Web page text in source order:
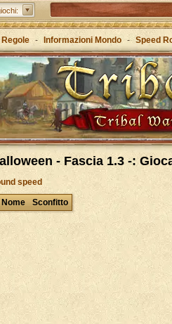
Tribal Wars 2 – il sequel del
Forge of Empires – Attraverso
Grepolis – Crea il tuo regno
Regole - Informazioni Mondo - Speed
- Fascia 1.3 -:
speed
Nome Sconfitto